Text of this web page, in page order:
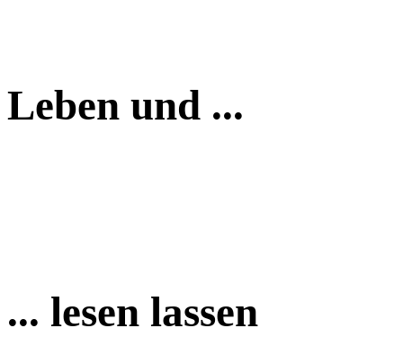
Leben und ...
... lesen lassen